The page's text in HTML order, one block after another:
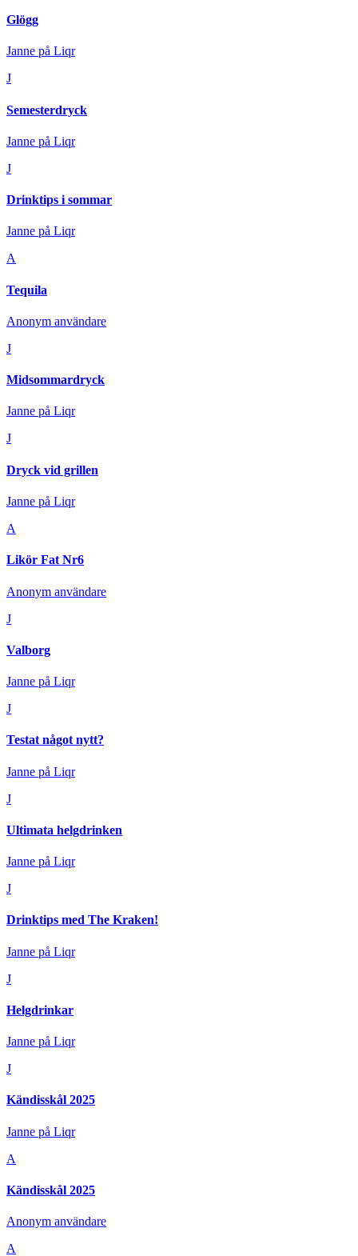
Glögg
Janne på Liqr
J
Semesterdryck
Janne på Liqr
J
Drinktips i sommar
Janne på Liqr
A
Tequila
Anonym användare
J
Midsommardryck
Janne på Liqr
J
Dryck vid grillen
Janne på Liqr
A
Likör Fat Nr6
Anonym användare
J
Valborg
Janne på Liqr
J
Testat något nytt?
Janne på Liqr
J
Ultimata helgdrinken
Janne på Liqr
J
Drinktips med The Kraken!
Janne på Liqr
J
Helgdrinkar
Janne på Liqr
J
Kändisskål 2025
Janne på Liqr
A
Kändisskål 2025
Anonym användare
A